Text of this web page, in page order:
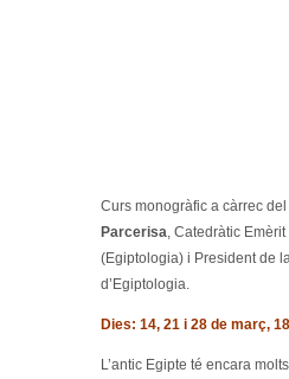
Curs monogràfic a càrrec del
Parcerisa, Catedràtic Emèrit
(Egiptologia) i President de
d’Egiptologia.
Dies: 14, 21 i 28 de març,
L’antic Egipte té encara